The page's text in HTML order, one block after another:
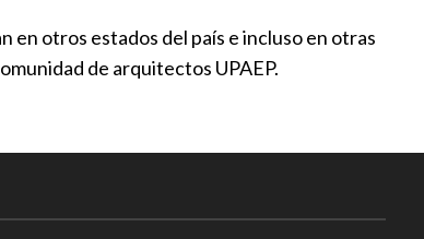
en otros estados del país e incluso en otras
de arquitectos UPAEP.